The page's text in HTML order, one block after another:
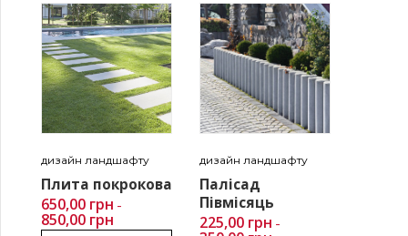
дизайн ландшафту
Плита покрокова
650,00 грн –
850,00 грн
дизайн ландшафту
Палісад
Півмісяць
225,00 грн –